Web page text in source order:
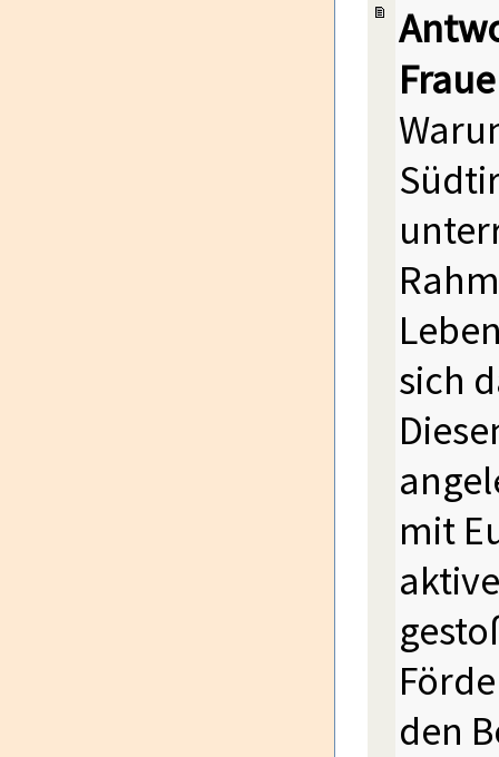
sich
mit
den